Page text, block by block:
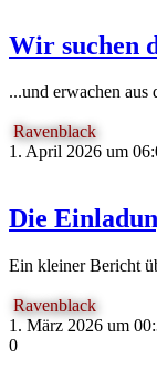
Wir suchen
...und erwachen aus
Ravenblack
1. April 2026 um
Die
Ein kleiner Bericht
Ravenblack
1. März 2026 um
0